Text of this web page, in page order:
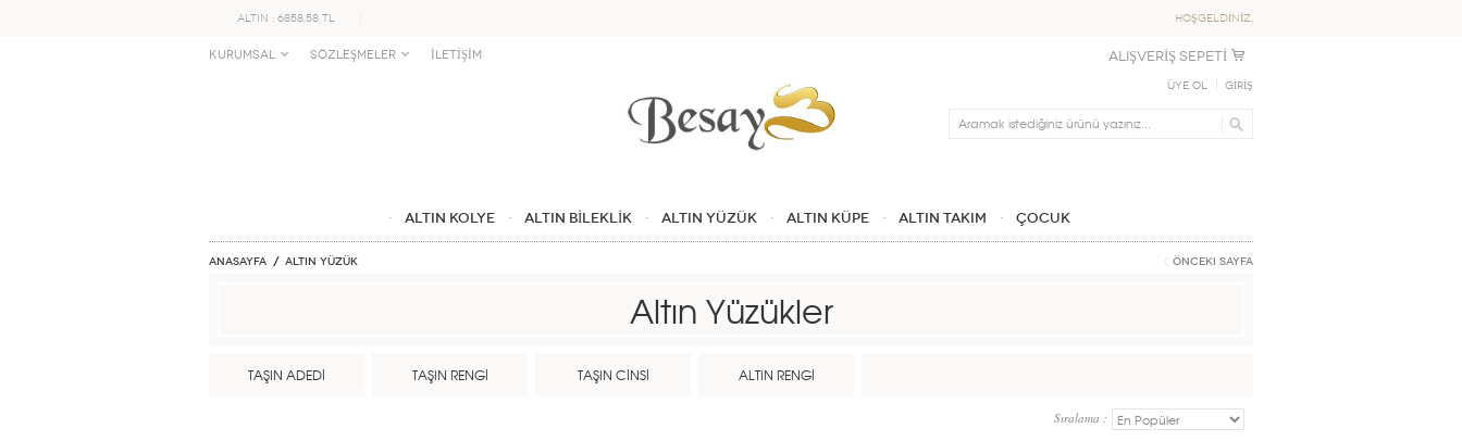
ALTIN : 6858.58 TL HOŞGELDİNİZ,
KURUMSAL SÖZLEŞMELER İLETİŞİM ALIŞVERİŞ SEPETİ
Üye Ol GİRİŞ
Ara
ALTIN KOLYE ALTIN BİLEKLİK ALTIN YÜZÜK ALTIN KÜPE ALTIN TAKIM ÇOCUK
Anasayfa ALTIN YÜZÜK Önceki Sayfa
Altın Yüzükler
TAŞIN ADEDİ TAŞIN RENGİ TAŞIN CİNSİ ALTIN RENGİ
Sıralama :